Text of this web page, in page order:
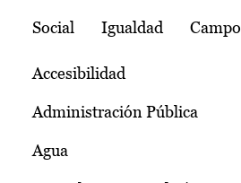
Social Igualdad Campo
Accesibilidad
Administración Pública
Agua